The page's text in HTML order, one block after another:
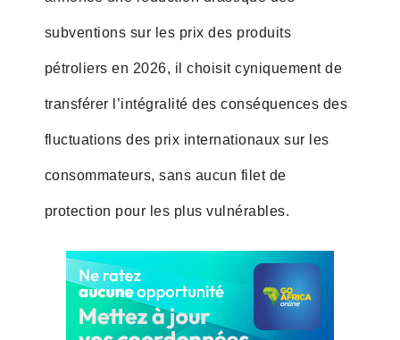
subventions sur les prix des produits
pétroliers en 2026, il choisit cyniquement de
transférer l’intégralité des conséquences des
fluctuations des prix internationaux sur les
consommateurs, sans aucun filet de
protection pour les plus vulnérables.